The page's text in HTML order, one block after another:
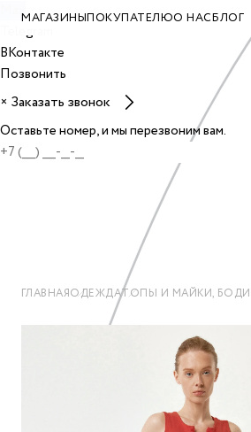
Max
Telegram
ВКонтакте
Позвонить
× Заказать звонок
Оставьте номер, и мы перезвоним вам.
МАГАЗИНЫПОКУПАТЕЛЮО НАСБЛОГ
ГЛАВНАЯОДЕЖДАТОПЫ И МАЙКИ, БОДИ